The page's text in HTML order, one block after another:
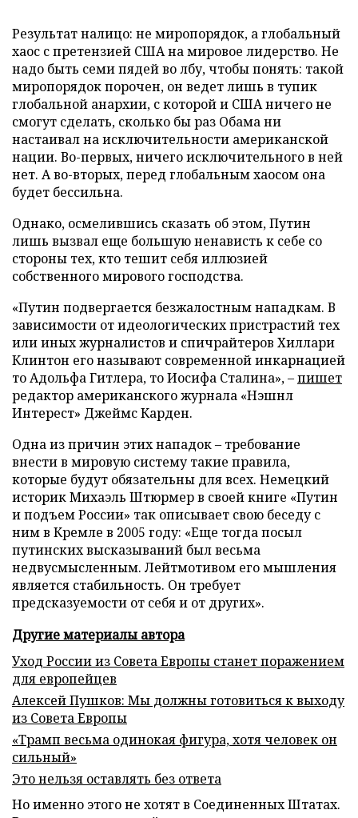
Результат налицо: не миропорядок, а глобальный
хаос с претензией США на мировое лидерство. Не
надо быть семи пядей во лбу, чтобы понять: такой
миропорядок порочен, он ведет лишь в тупик
глобальной анархии, с которой и США ничего не
смогут сделать, сколько бы раз Обама ни
настаивал на исключительности американской
нации. Во-первых, ничего исключительного в ней
нет. А во-вторых, перед глобальным хаосом она
будет бессильна.
Однако, осмелившись сказать об этом, Путин
лишь вызвал еще большую ненависть к себе со
стороны тех, кто тешит себя иллюзией
собственного мирового господства.
«Путин подвергается безжалостным нападкам. В
зависимости от идеологических пристрастий тех
или иных журналистов и спичрайтеров Хиллари
Клинтон его называют современной инкарнацией
то Адольфа Гитлера, то Иосифа Сталина», –пишет
редактор американского журнала «Нэшнл
Интерест» Джеймс Карден.
Одна из причин этих нападок – требование
внести в мировую систему такие правила,
которые будут обязательны для всех. Немецкий
историк Михаэль Штюрмер в своей книге «Путин
и подъем России» так описывает свою беседу с
ним в Кремле в 2005 году: «Еще тогда посыл
путинских высказываний был весьма
недвусмысленным. Лейтмотивом его мышления
является стабильность. Он требует
предсказуемости от себя и от других».
Другие материалы автора
Уход России из Совета Европы станет поражением
для европейцев
Алексей Пушков: Мы должны готовиться к выходу
из Совета Европы
«Трамп весьма одинокая фигура, хотя человек он
сильный»
Это нельзя оставлять без ответа
Но именно этого не хотят в Соединенных Штатах.